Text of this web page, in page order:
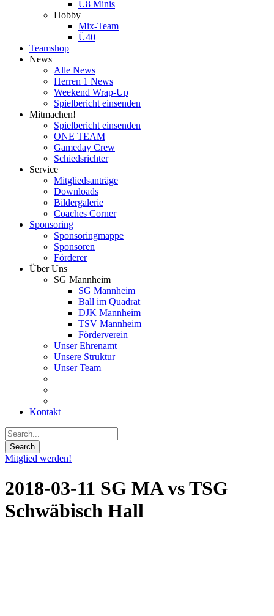
U8 Minis
Hobby
Mix-Team
Ü40
Teamshop
News
Alle News
Herren 1 News
Weekend Wrap-Up
Spielbericht einsenden
Mitmachen!
Spielbericht einsenden
ONE TEAM
Gameday Crew
Schiedsrichter
Service
Mitgliedsanträge
Downloads
Bildergalerie
Coaches Corner
Sponsoring
Sponsoringmappe
Sponsoren
Förderer
Über Uns
SG Mannheim
SG Mannheim
Ball im Quadrat
DJK Mannheim
TSV Mannheim
Förderverein
Unser Ehrenamt
Unsere Struktur
Unser Team
Kontakt
Mitglied werden!
2018-03-11 SG MA vs TSG
Schwäbisch Hall